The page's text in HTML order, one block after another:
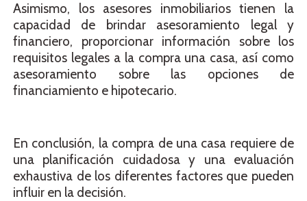
Asimismo, los asesores inmobiliarios tienen la
capacidad de brindar asesoramiento legal y
financiero, proporcionar información sobre los
requisitos legales a la compra una casa, así como
asesoramiento sobre las opciones de
financiamiento e hipotecario.
En conclusión, la compra de una casa requiere de
una planificación cuidadosa y una evaluación
exhaustiva de los diferentes factores que pueden
influir en la decisión.